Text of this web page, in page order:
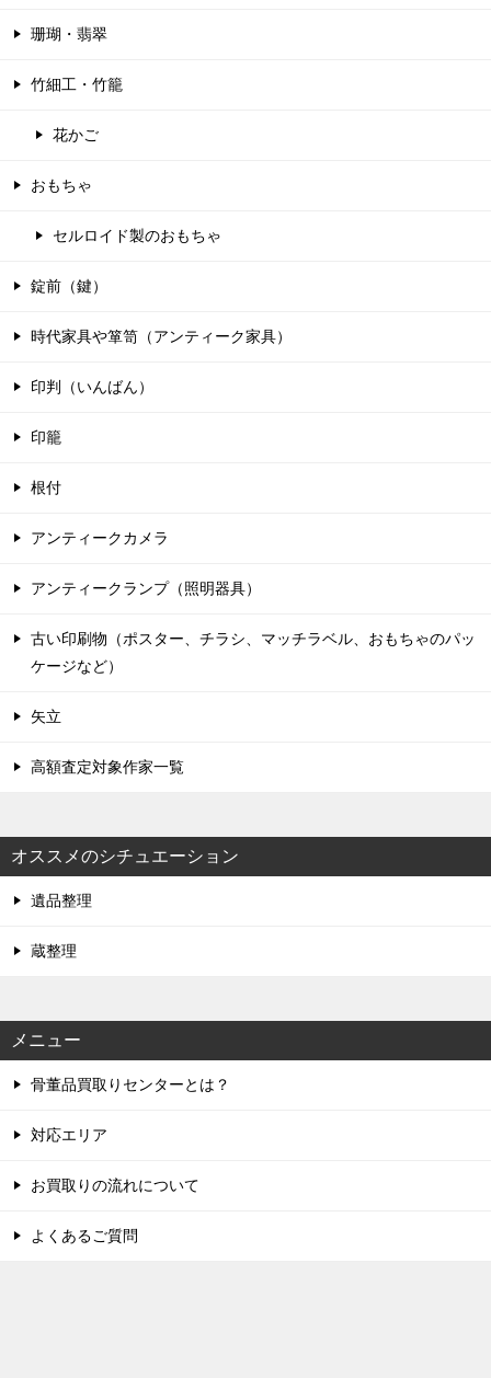
珊瑚・翡翠
竹細工・竹籠
花かご
おもちゃ
セルロイド製のおもちゃ
錠前（鍵）
時代家具や箪笥（アンティーク家具）
印判（いんばん）
印籠
根付
アンティークカメラ
アンティークランプ（照明器具）
古い印刷物（ポスター、チラシ、マッチラベル、おもちゃのパッ
ケージなど）
矢立
高額査定対象作家一覧
オススメのシチュエーション
遺品整理
蔵整理
メニュー
骨董品買取りセンターとは？
対応エリア
お買取りの流れについて
よくあるご質問